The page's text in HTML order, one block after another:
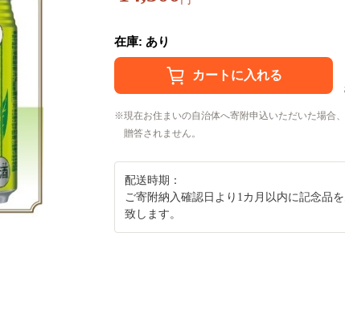
在庫: あり
現在お住まいの自治体へ寄附申込いただいた場合
贈答されません。
配送時期：
ご寄附納入確認日より1カ月以内に記念品を
致します。